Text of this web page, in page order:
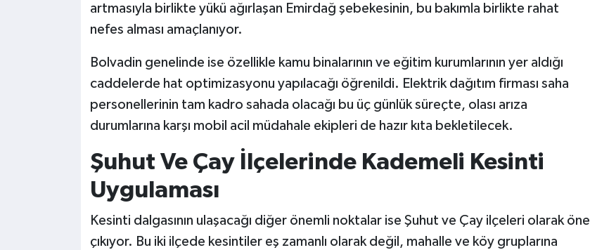
artmasıyla birlikte yükü ağırlaşan Emirdağ şebekesinin, bu bakımla birlikte rahat
nefes alması amaçlanıyor.
Bolvadin genelinde ise özellikle kamu binalarının ve eğitim kurumlarının yer aldığı
caddelerde hat optimizasyonu yapılacağı öğrenildi. Elektrik dağıtım firması saha
personellerinin tam kadro sahada olacağı bu üç günlük süreçte, olası arıza
durumlarına karşı mobil acil müdahale ekipleri de hazır kıta bekletilecek.
Şuhut Ve Çay İlçelerinde Kademeli Kesinti
Uygulaması
Kesinti dalgasının ulaşacağı diğer önemli noktalar ise Şuhut ve Çay ilçeleri olarak öne
çıkıyor. Bu iki ilçede kesintiler eş zamanlı olarak değil, mahalle ve köy gruplarına